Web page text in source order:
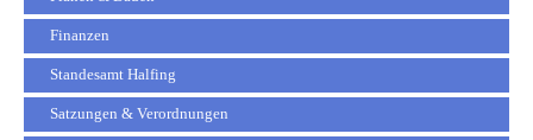
Finanzen
Standesamt Halfing
Satzungen & Verordnungen